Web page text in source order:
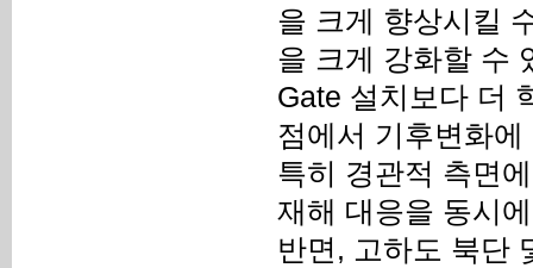
을 크게 향상시킬
을 크게 강화할 수
Gate 설치보다 더
점에서 기후변화
특히 경관적 측면
재해 대응을 동시
반면, 고하도 북단